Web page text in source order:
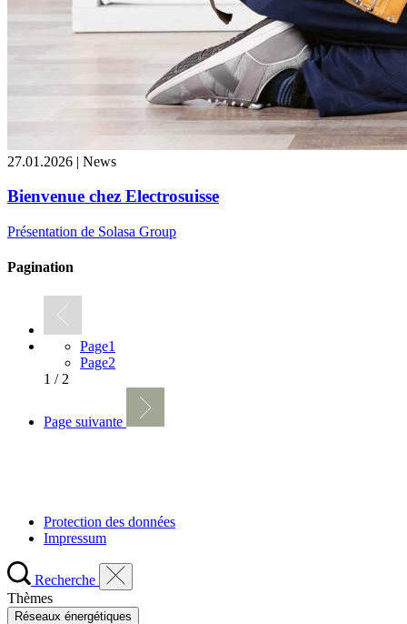
27.01.2026 | News
Bienvenue chez Electrosuisse
Présentation de Solasa Group
Pagination
Page1
Page2
1 / 2
Page suivante
Protection des données
Impressum
Recherche
Thèmes
Réseaux énergétiques